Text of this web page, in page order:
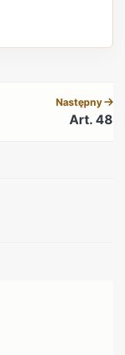
Następny
Art. 48